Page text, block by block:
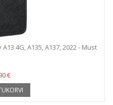
4G, A135, A137, 2022 - Must
€